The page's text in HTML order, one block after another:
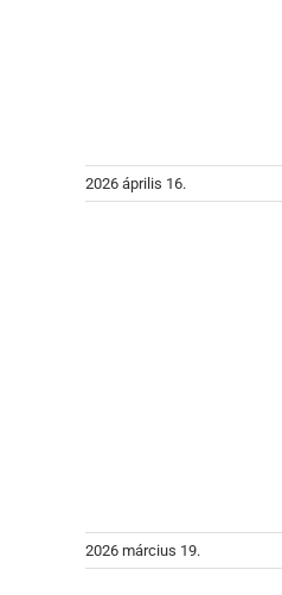
2026 április 16.
2026 március 19.